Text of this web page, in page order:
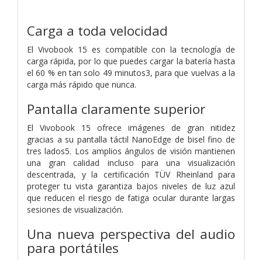
Carga a toda velocidad
El Vivobook 15 es compatible con la tecnología de
carga rápida, por lo que puedes cargar la batería hasta
el 60 % en tan solo 49 minutos3, para que vuelvas a la
carga más rápido que nunca.
Pantalla claramente superior
El Vivobook 15 ofrece imágenes de gran nitidez
gracias a su pantalla táctil NanoEdge de bisel fino de
tres lados5. Los amplios ángulos de visión mantienen
una gran calidad incluso para una visualización
descentrada, y la certificación TÜV Rheinland para
proteger tu vista garantiza bajos niveles de luz azul
que reducen el riesgo de fatiga ocular durante largas
sesiones de visualización.
Una nueva perspectiva del audio
para portátiles